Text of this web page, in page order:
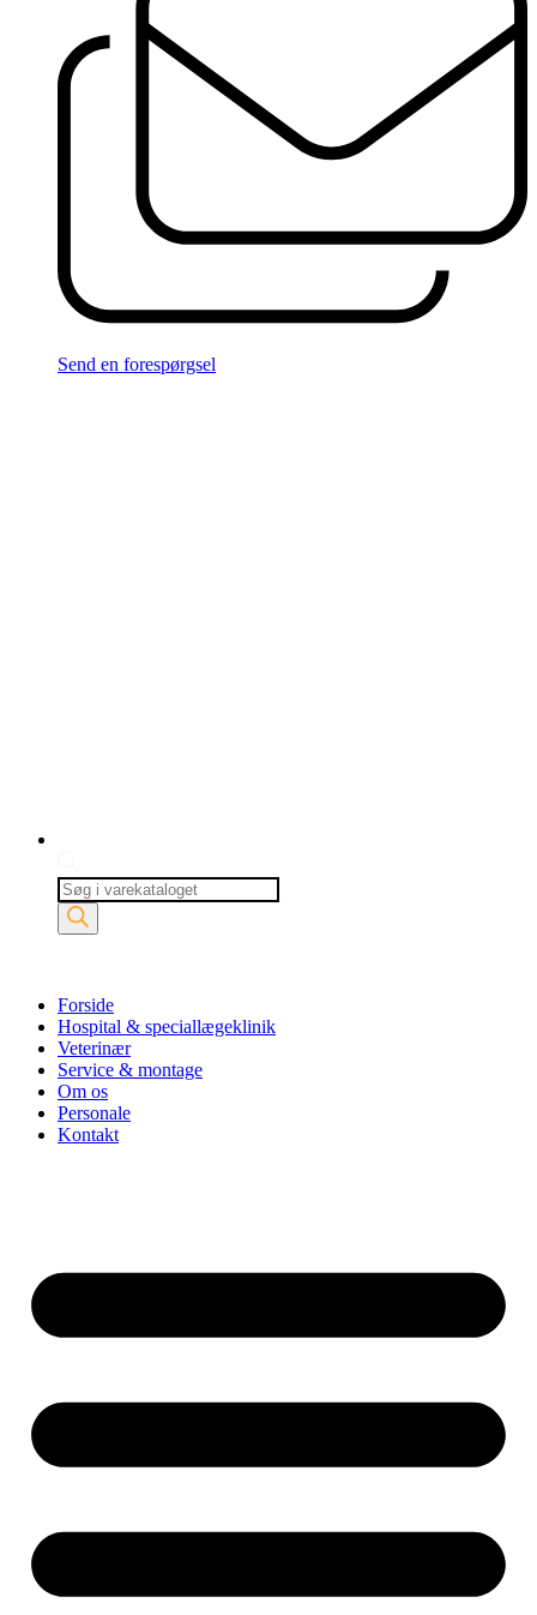
Send en forespørgsel
Products
search
Forside
Hospital & speciallægeklinik
Veterinær
Service & montage
Om os
Personale
Kontakt